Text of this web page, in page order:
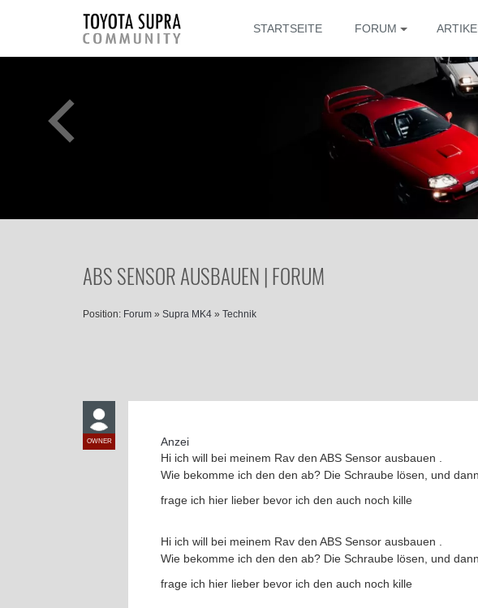
STARTSEITE FORUM
ABS SENSOR AUSBAUEN | FORUM
Position: Forum » Supra MK4 » Technik
OWNER Anzei
Hi ich will bei meinem Rav den ABS Sensor ausbauen .
Wie bekomme ich den den ab? Die Schraube lösen, und
frage ich hier lieber bevor ich den auch noch kille
Hi ich will bei meinem Rav den ABS Sensor ausbauen .
Wie bekomme ich den den ab? Die Schraube lösen, und
frage ich hier lieber bevor ich den auch noch kille